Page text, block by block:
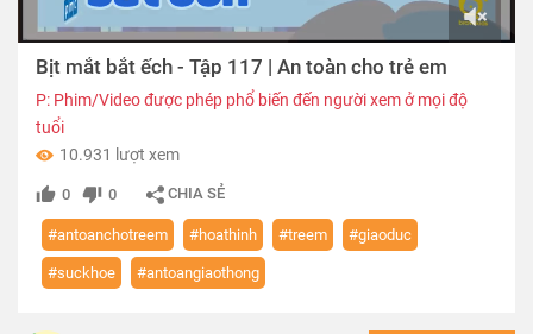
Bịt mắt bắt ếch - Tập 117 | An toàn cho trẻ em
P: Phim/Video được phép phổ biến đến người xem ở mọi độ
tuổi
10.931 lượt xem
0 0 CHIA SẺ
#antoanchotreem #hoathinh #treem #giaoduc
#suckhoe #antoangiaothong